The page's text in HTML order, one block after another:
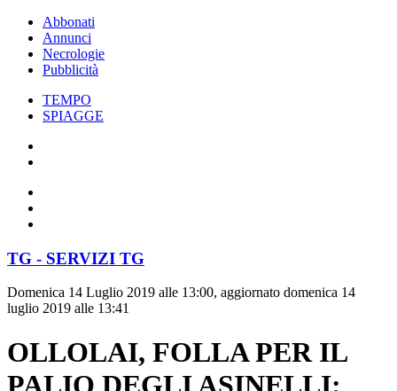
Abbonati
Annunci
Necrologie
Pubblicità
TEMPO
SPIAGGE
TG - SERVIZI TG
Domenica 14 Luglio 2019 alle 13:00, aggiornato domenica 14
luglio 2019 alle 13:41
OLLOLAI, FOLLA PER IL